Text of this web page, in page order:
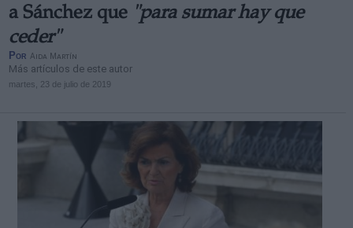
a Sánchez que "para sumar hay que
ceder"
Por Aida Martín
Más artículos de este autor
martes, 23 de julio de 2019